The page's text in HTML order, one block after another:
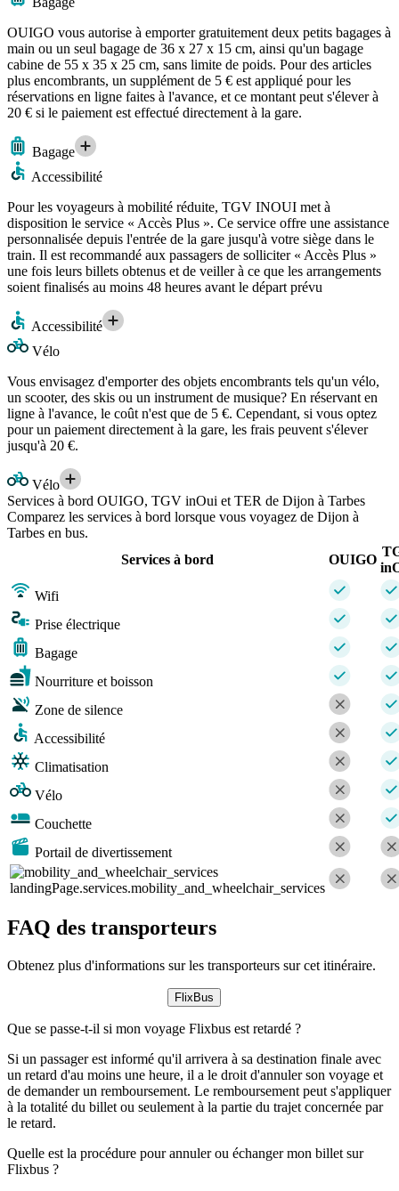
OUIGO vous autorise à emporter gratuitement deux petits bagages à
main ou un seul bagage de 36 x 27 x 15 cm, ainsi qu'un bagage
cabine de 55 x 35 x 25 cm, sans limite de poids. Pour des articles
plus encombrants, un supplément de 5 € est appliqué pour les
réservations en ligne faites à l'avance, et ce montant peut s'élever à
20 € si le paiement est effectué directement à la gare.
Bagage
Accessibilité
Pour les voyageurs à mobilité réduite, TGV INOUI met à
disposition le service « Accès Plus ». Ce service offre une assistance
personnalisée depuis l'entrée de la gare jusqu'à votre siège dans le
train. Il est recommandé aux passagers de solliciter « Accès Plus »
une fois leurs billets obtenus et de veiller à ce que les arrangements
soient finalisés au moins 48 heures avant le départ prévu
Accessibilité
Vélo
Vous envisagez d'emporter des objets encombrants tels qu'un vélo,
un scooter, des skis ou un instrument de musique? En réservant en
ligne à l'avance, le coût n'est que de 5 €. Cependant, si vous optez
pour un paiement directement à la gare, les frais peuvent s'élever
jusqu'à 20 €.
Vélo
Services à bord OUIGO, TGV inOui et TER de Dijon à Tarbes
Comparez les services à bord lorsque vous voyagez de Dijon à
Tarbes en bus.
Services à bord
OUIGO
Wifi
Prise électrique
Bagage
Nourriture et boisson
Zone de silence
Accessibilité
Climatisation
Vélo
Couchette
Portail de divertissement
landingPage.services.mobility_and_wheelchair_services
FAQ des transporteurs
Obtenez plus d'informations sur les transporteurs sur cet itinéraire.
FlixBus
Que se passe-t-il si mon voyage Flixbus est retardé ?
Si un passager est informé qu'il arrivera à sa destination finale avec
un retard d'au moins une heure, il a le droit d'annuler son voyage et
de demander un remboursement. Le remboursement peut s'appliquer
à la totalité du billet ou seulement à la partie du trajet concernée par
le retard.
Quelle est la procédure pour annuler ou échanger mon billet sur
Flixbus ?